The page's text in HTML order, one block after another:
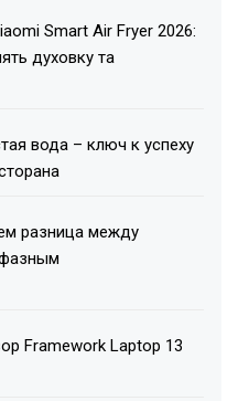
Smart Air Fryer 2026:
духовку та
вода – ключ к успеху
разница между
Framework Laptop 13